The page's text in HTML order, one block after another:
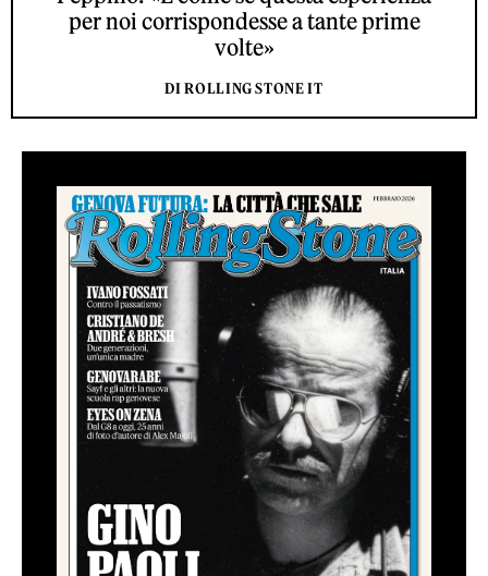
per noi corrispondesse a tante prime
volte»
DI ROLLING STONE IT